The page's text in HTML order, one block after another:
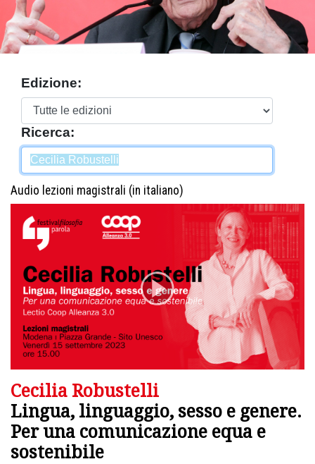
Edizione:
Ricerca:
Audio lezioni magistrali (in italiano)
Cecilia Robustelli
Lingua, linguaggio, sesso e genere.
Per una comunicazione equa e
sostenibile